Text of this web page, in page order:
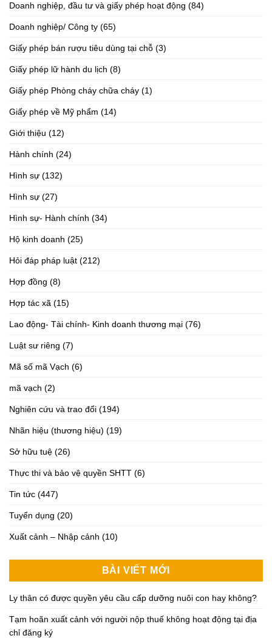
Doanh nghiệp, đầu tư và giấy phép hoạt động (84)
Doanh nghiệp/ Công ty (65)
Giấy phép bán rượu tiêu dùng tại chỗ (3)
Giấy phép lữ hành du lịch (8)
Giấy phép Phòng cháy chữa cháy (1)
Giấy phép về Mỹ phẩm (14)
Giới thiệu (12)
Hành chính (24)
Hình sự (132)
Hình sự (27)
Hình sự- Hành chính (34)
Hộ kinh doanh (25)
Hỏi đáp pháp luật (212)
Hợp đồng (8)
Hợp tác xã (15)
Lao động- Tài chính- Kinh doanh thương mại (76)
Luật sư riêng (7)
Mã số mã Vạch (6)
mã vạch (2)
Nghiên cứu và trao đổi (194)
Nhãn hiệu (thương hiệu) (19)
Sở hữu tuệ (26)
Thực thi và bảo vệ quyền SHTT (6)
Tin tức (447)
Tuyển dụng (20)
Xuất cảnh – Nhập cảnh (10)
BÀI VIẾT MỚI
Ly thân có được quyền yêu cầu cấp dưỡng nuôi con hay không?
Tạm hoãn xuất cảnh với người nộp thuế không hoạt động tại địa
chỉ đăng ký